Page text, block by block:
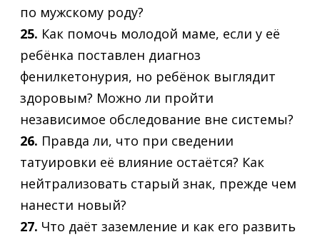
по мужскому роду?
25. Как помочь молодой маме, если у её
ребёнка поставлен диагноз
фенилкетонурия, но ребёнок выглядит
здоровым? Можно ли пройти
независимое обследование вне системы?
26. Правда ли, что при сведении
татуировки её влияние остаётся? Как
нейтрализовать старый знак, прежде чем
нанести новый?
27. Что даёт заземление и как его развить